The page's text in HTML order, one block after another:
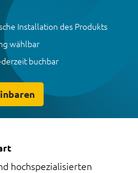
systems.bz
Installation des Produkts
wählbar
buchbar
hochspezialisierten